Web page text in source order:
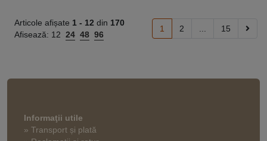
Articole afișate 1 - 12 din 170
Afisează: 12 24 48 96
1 2 15
Informaţii utile
» Transport și plată